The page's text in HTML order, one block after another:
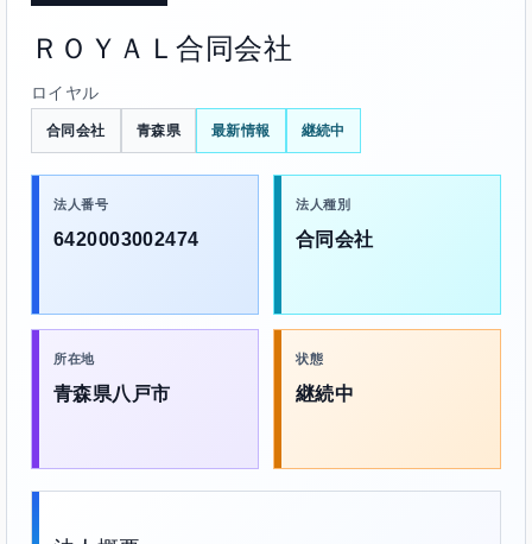
ＲＯＹＡＬ合同会社
ロイヤル
合同会社 青森県 最新情報 継続中
法人番号
6420003002474
法人種別
合同会社
所在地
青森県八戸市
状態
継続中